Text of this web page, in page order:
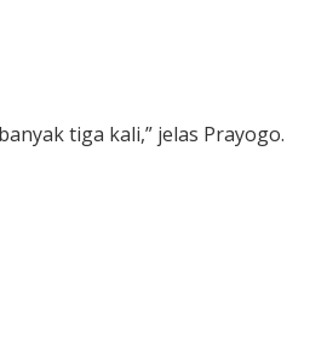
tiga kali,” jelas Prayogo.